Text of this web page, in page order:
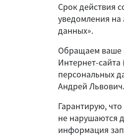
Срок действия
уведомления на
данных».
Обращаем ваше
Интернет-сайта
персональных
Андрей Львович.
Гарантирую,
не нарушаются
информация